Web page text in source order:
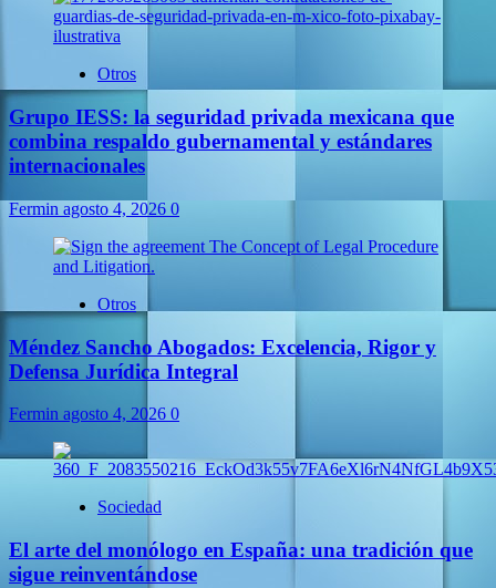
Otros
Grupo IESS: la seguridad privada mexicana que
combina respaldo gubernamental y estándares
internacionales
Fermin agosto 4, 2026 0
Otros
Méndez Sancho Abogados: Excelencia, Rigor y
Defensa Jurídica Integral
Fermin agosto 4, 2026 0
Sociedad
El arte del monólogo en España: una tradición que
sigue reinventándose